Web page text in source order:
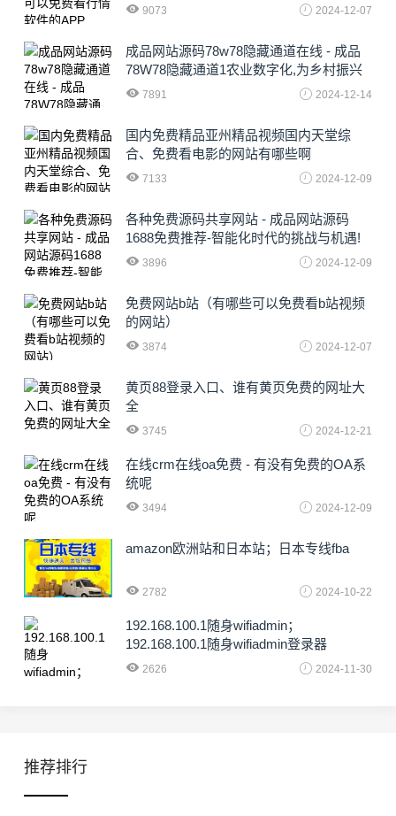
9073 2024-12-07
成品网站源码78w78隐藏通道在线 - 成品
78W78隐藏通道1农业数字化,为乡村振兴
注入新动力
7891 2024-12-14
国内免费精品亚州精品视频国内天堂综
合、免费看电影的网站有哪些啊
7133 2024-12-09
各种免费源码共享网站 - 成品网站源码
1688免费推荐-智能化时代的挑战与机遇!
3896 2024-12-09
免费网站b站（有哪些可以免费看b站视频
的网站）
3874 2024-12-07
黄页88登录入口、谁有黄页免费的网址大
全
3745 2024-12-21
在线crm在线oa免费 - 有没有免费的OA系
统呢
3494 2024-12-09
amazon欧洲站和日本站；日本专线fba
2782 2024-10-22
192.168.100.1随身wifiadmin；
192.168.100.1随身wifiadmin登录器
2626 2024-11-30
推荐排行